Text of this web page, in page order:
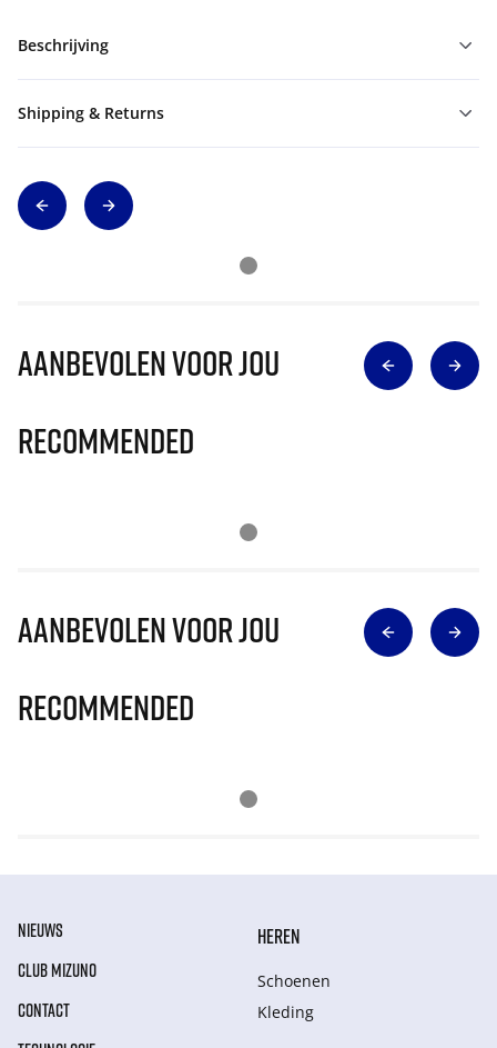
Beschrijving
Shipping & Returns
Aanbevolen voor jou
Recommended
Aanbevolen voor jou
Recommended
NIEUWS
CLUB MIZUNO
CONTACT
HEREN
Schoenen
Kleding